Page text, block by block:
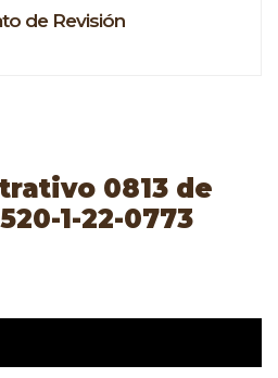
de Revisión
0813 de
1-22-0773